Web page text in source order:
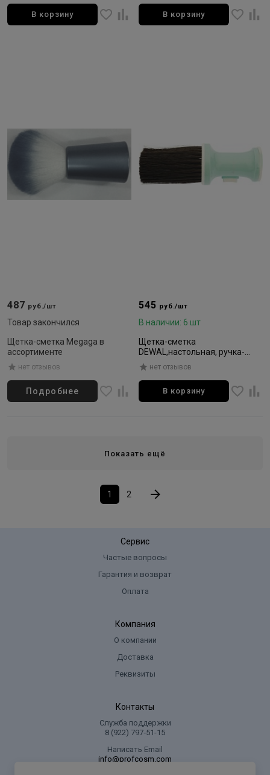
В корзину В корзину
487 руб./шт
Товар закончился
Щетка-сметка Megaga в
ассортименте
нет отзывов
Подробнее
545 руб./шт
В наличии: 6 шт
Щетка-сметка
DEWAL,настольная, ручка-
пластик, с ёмкостью для
талька, искусственная щетина
нет отзывов
В корзину
Показать ещё
1 2
Сервис
Частые вопросы
Гарантия и возврат
Оплата
Компания
О компании
Доставка
Реквизиты
Контакты
Служба поддержки
8 (922) 797‑51-15
Написать Email
info@profcosm.com